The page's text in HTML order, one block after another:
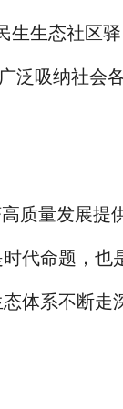
生生态社区驿
泛吸纳社会
质量发展提
代命题，也
体系不断走